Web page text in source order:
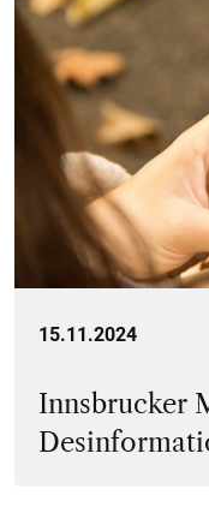
15.11.2024
Innsbrucker